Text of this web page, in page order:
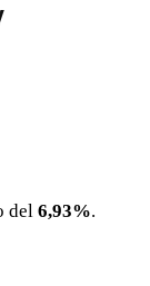
del 6,93%.